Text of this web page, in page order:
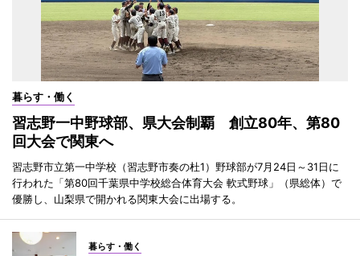
暮らす・働く
習志野一中野球部、県大会制覇 創立80年、第80
回大会で関東へ
習志野市立第一中学校（習志野市奏の杜1）野球部が7月24日～31日に
行われた「第80回千葉県中学校総合体育大会 軟式野球」（県総体）で
優勝し、山梨県で開かれる関東大会に出場する。
暮らす・働く